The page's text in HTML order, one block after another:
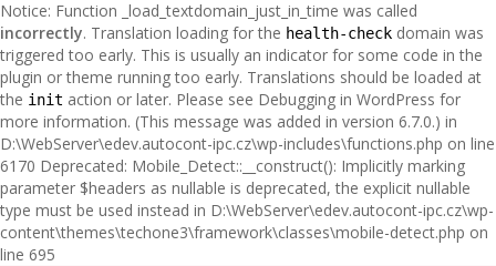
Notice: Function _load_textdomain_just_in_time was called
incorrectly. Translation loading for the health-check domain was
triggered too early. This is usually an indicator for some code in the
plugin or theme running too early. Translations should be loaded at
the init action or later. Please see Debugging in WordPress for
more information. (This message was added in version 6.7.0.) in
D:\WebServer\edev.autocont-ipc.cz\wp-includes\functions.php on line
6170 Deprecated: Mobile_Detect::__construct(): Implicitly marking
parameter $headers as nullable is deprecated, the explicit nullable
type must be used instead in D:\WebServer\edev.autocont-ipc.cz\wp-
content\themes\techone3\framework\classes\mobile-detect.php on
line 695